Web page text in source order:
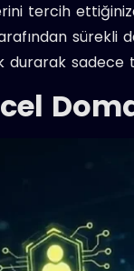
tercih
tarafından
sadece